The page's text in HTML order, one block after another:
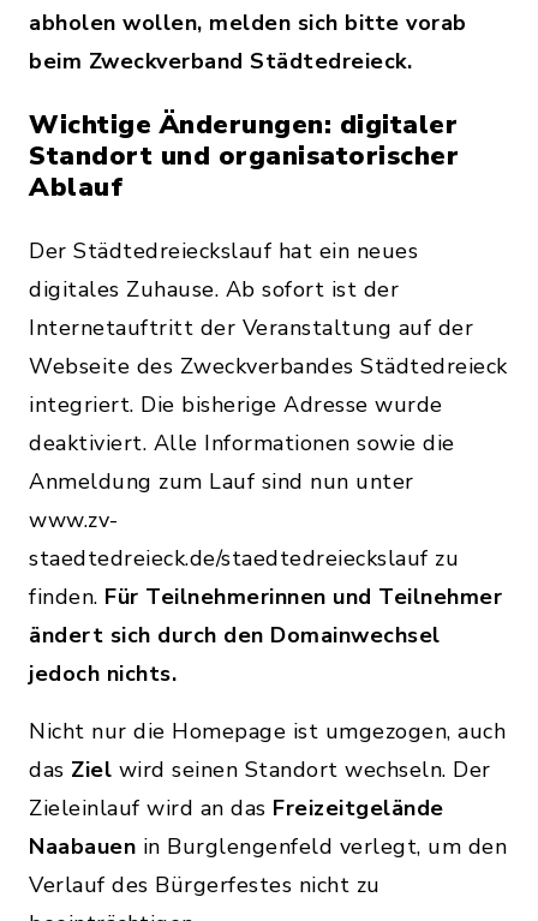
abholen wollen, melden sich bitte vorab
beim Zweckverband Städtedreieck.
Wichtige Änderungen: digitaler
Standort und organisatorischer
Ablauf
Der Städtedreieckslauf hat ein neues
digitales Zuhause. Ab sofort ist der
Internetauftritt der Veranstaltung auf der
Webseite des Zweckverbandes Städtedreieck
integriert. Die bisherige Adresse wurde
deaktiviert. Alle Informationen sowie die
Anmeldung zum Lauf sind nun unter
www.zv-
staedtedreieck.de/staedtedreieckslauf zu
finden. Für Teilnehmerinnen und Teilnehmer
ändert sich durch den Domainwechsel
jedoch nichts.
Nicht nur die Homepage ist umgezogen, auch
das Ziel wird seinen Standort wechseln. Der
Zieleinlauf wird an das Freizeitgelände
Naabauen in Burglengenfeld verlegt, um den
Verlauf des Bürgerfestes nicht zu